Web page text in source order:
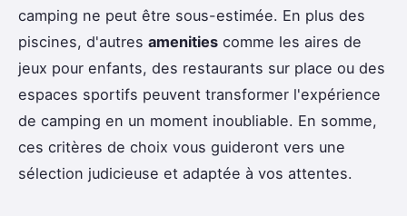
camping ne peut être sous-estimée. En plus des
piscines, d'autres amenities comme les aires de
jeux pour enfants, des restaurants sur place ou des
espaces sportifs peuvent transformer l'expérience
de camping en un moment inoubliable. En somme,
ces critères de choix vous guideront vers une
sélection judicieuse et adaptée à vos attentes.